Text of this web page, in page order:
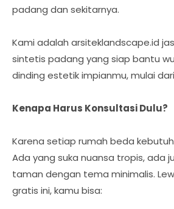
padang dan sekitarnya.
Kami adalah arsiteklandscape.id
sintetis padang yang siap bantu
dinding estetik impianmu, mulai
Kenapa Harus Konsultasi Dulu?
Karena setiap rumah beda
Ada yang suka nuansa tropis, ada
taman dengan tema minimalis.
gratis ini, kamu bisa: